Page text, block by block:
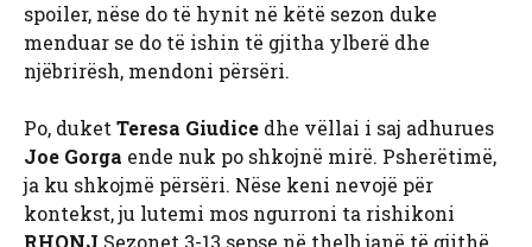
spoiler, nëse do të hynit në këtë sezon duke
menduar se do të ishin të gjitha ylberë dhe
njëbrirësh, mendoni përsëri.
Po, duket Teresa Giudice dhe vëllai i saj adhurues
Joe Gorga ende nuk po shkojnë mirë. Psherëtimë,
ja ku shkojmë përsëri. Nëse keni nevojë për
kontekst, ju lutemi mos ngurroni ta rishikoni
RHONJ Sezonet 3-13 sepse në thelb janë të gjithë